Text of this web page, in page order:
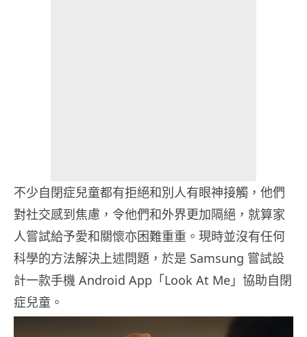
不少自閉症兒童都有拒絕和別人有眼神接觸，他們
對社交感到焦慮，令他們和外界更加隔絕，就算家
人嘗試給予愛和關懷亦困難重重。現時並沒有任何
科學的方法解決上述問題，於是 Samsung 嘗試設
計一款手機 Android App「Look At Me」協助自閉
症兒童。